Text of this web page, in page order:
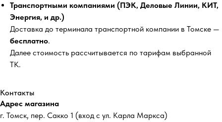
Транспортными компаниями (ПЭК, Деловые Линии, КИТ,
Энергия, и др.)
Доставка до терминала транспортной компании в Томске —
бесплатно.
Далее стоимость рассчитывается по тарифам выбранной
ТК.
Контакты
Адрес магазина
г. Томск, пер. Сакко 1 (вход с ул. Карла Маркса)